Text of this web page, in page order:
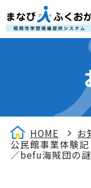
HOME
お
公民館事業体験
／befu海賊団の